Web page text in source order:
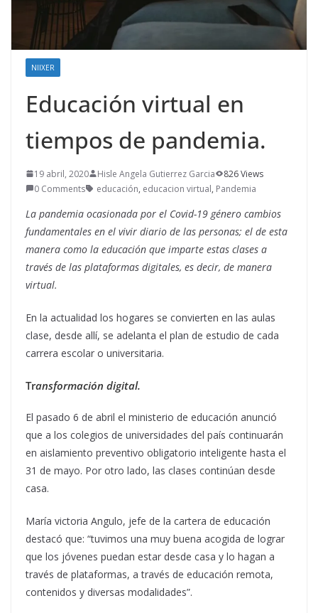
NIIXER
Educación virtual en
tiempos de pandemia.
19 abril, 2020 Hisle Angela Gutierrez Garcia
826 Views
0 Comments
educación, educacion virtual, Pandemia
La pandemia ocasionada por el Covid-19 género cambios
fundamentales en el vivir diario de las personas; el de esta
manera como la educación que imparte estas clases a
través de las plataformas digitales, es decir, de manera
virtual.
En la actualidad los hogares se convierten en las aulas
clase, desde allí, se adelanta el plan de estudio de cada
carrera escolar o universitaria.
Transformación digital.
El pasado 6 de abril el ministerio de educación anunció
que a los colegios de universidades del país continuarán
en aislamiento preventivo obligatorio inteligente hasta el
31 de mayo. Por otro lado, las clases continúan desde
casa.
María victoria Angulo, jefe de la cartera de educación
destacó que: “tuvimos una muy buena acogida de lograr
que los jóvenes puedan estar desde casa y lo hagan a
través de plataformas, a través de educación remota,
contenidos y diversas modalidades”.